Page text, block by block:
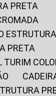
PRETA
PRETA
TURIM